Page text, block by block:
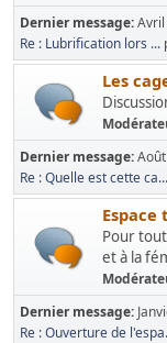
Dernier message:Avril
Re : Lubrification lors ...
Les
Dernier message:
Re : Quelle est cette ca...
Pour
et à la
Dernier message:
Re : Ouverture de